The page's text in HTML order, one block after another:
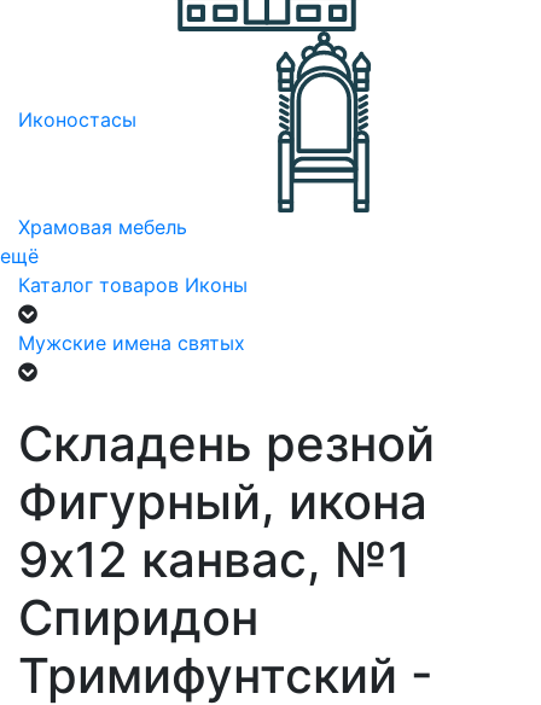
Иконостасы
Храмовая мебель
ещё
Каталог товаров Иконы
Мужские имена святых
Складень резной
Фигурный, икона
9х12 канвас, №1
Спиридон
Тримифунтский -